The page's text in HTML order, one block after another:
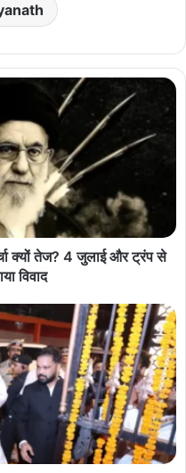
क्यों तेज? 4 जुलाई और ट्रंप से
विवाद